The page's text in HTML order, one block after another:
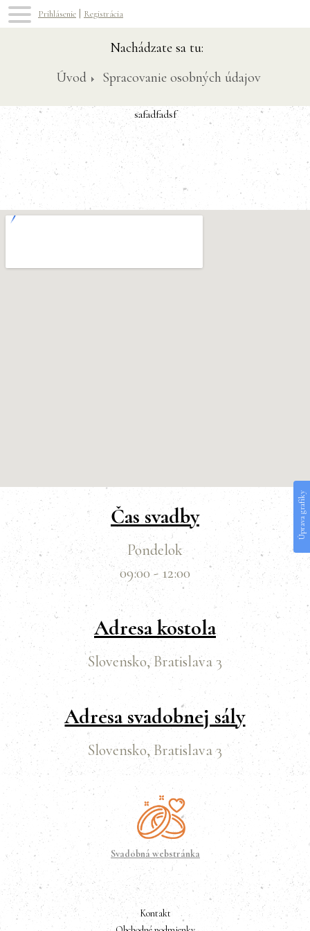
Úprava grafiky
Prihlásenie | Registrácia
Nachádzate sa tu:
Úvod
Spracovanie osobných údajov
safadfadsf
link to mp3
Čas svadby
Pondelok
09:00 - 12:00
Adresa kostola
Slovensko, Bratislava 3
Adresa svadobnej sály
Slovensko, Bratislava 3
Svadobná webstránka
Kontakt